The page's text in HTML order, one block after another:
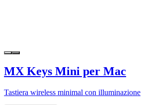
MX Keys Mini per Mac
Tastiera wireless minimal con illuminazione